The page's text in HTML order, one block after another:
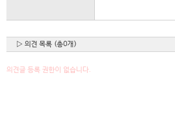
▷ 의견 목록 (총0개)
의견글 등록 권한이 없습니다.